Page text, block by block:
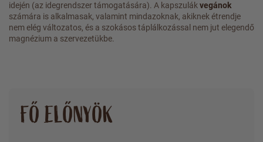
idején (az idegrendszer támogatására). A kapszulákvegánok
számára is alkalmasak, valamint mindazoknak, akiknek étrendje
nem elég változatos, és a szokásos táplálkozással nem jut elegendő
magnézium a szervezetükbe.
FŐ ELŐNYÖK